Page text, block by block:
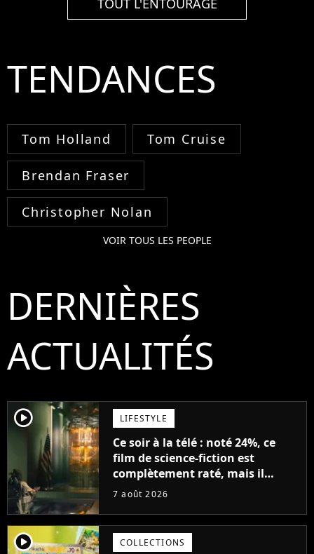
TOUT L'ENTOURAGE
TENDANCES
Tom Holland Tom Cruise
Brendan Fraser
Christopher Nolan
VOIR TOUS LES PEOPLE
DERNIÈRES
ACTUALITÉS
player2 LIFESTYLE
Ce soir à la télé : noté 24%, ce
film de science-fiction est
complètement raté, mais il
aurait pu être encore pire à
7 août 2026
player2 COLLECTIONS